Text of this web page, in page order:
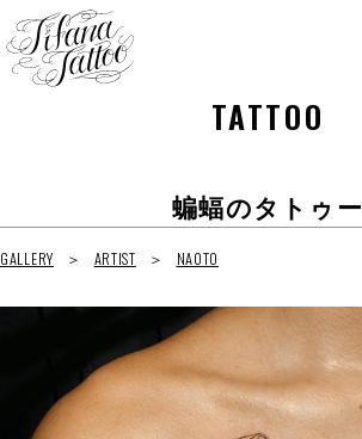
TATTOO
蝙蝠のタトゥー
GALLERY ARTIST NAOTO